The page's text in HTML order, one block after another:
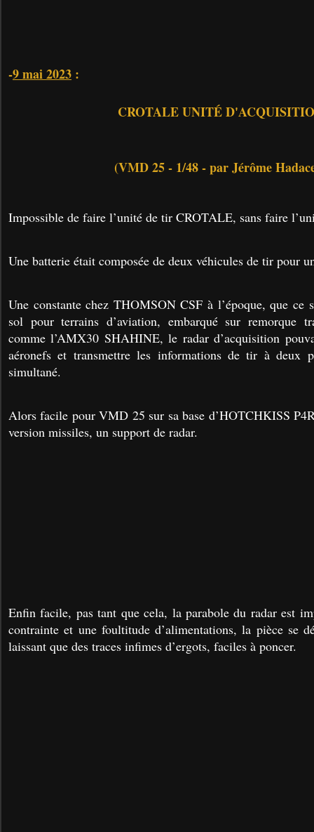
-9 mai 2023 :
CROTALE UNITÉ
(VMD 25 - 1/48 - par Jérôme
Impossible de faire l’unité de tir CROTALE, sans faire
Une batterie était composée de deux véhicules de tir pour
Une constante chez THOMSON CSF à l’époque, que ce
sol pour terrains d’aviation, embarqué sur remorque
comme l’AMX30 SHAHINE, le radar d’acquisition
aéronefs et transmettre les informations de tir à deux
simultané.
Alors facile pour VMD 25 sur sa base d’HOTCHKISS
version missiles, un support de radar.
Enfin facile, pas tant que cela, la parabole du radar est
contrainte et une foultitude d’alimentations, la pièce se
laissant que des traces infimes d’ergots, faciles à poncer.